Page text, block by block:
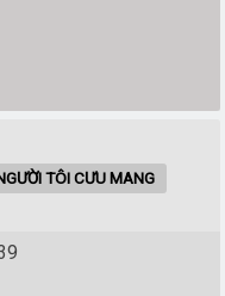
TÔI CƯU MANG